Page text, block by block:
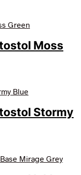
Moss
Stormy